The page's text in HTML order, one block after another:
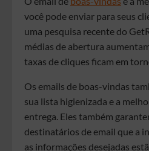
você pode enviar para seus
uma pesquisa recente do
médias de abertura
taxas de cliques ficam em
Os emails de boas-vindas
sua lista higienizada e a
entrega. Eles também
destinatários de email que a
as informações desejadas